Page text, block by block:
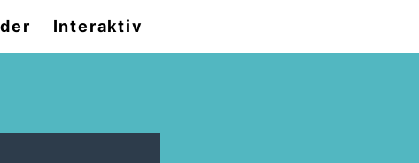
Interaktiv